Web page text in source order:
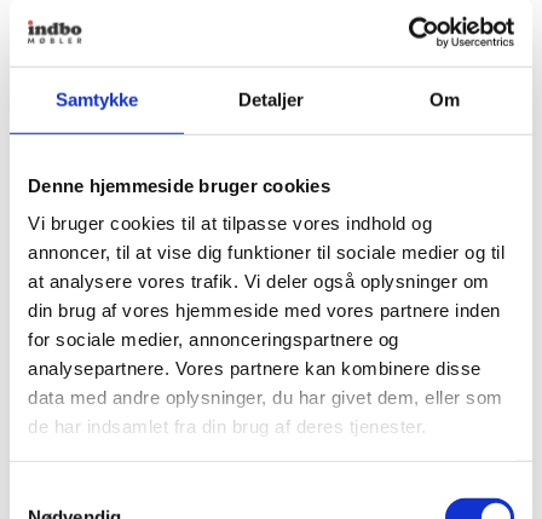
Samtykke Detaljer Om
Denne hjemmeside bruger cookies
Vi bruger cookies til at tilpasse vores indhold og
annoncer, til at vise dig funktioner til sociale medier og til
at analysere vores trafik. Vi deler også oplysninger om
din brug af vores hjemmeside med vores partnere inden
for sociale medier, annonceringspartnere og
analysepartnere. Vores partnere kan kombinere disse
data med andre oplysninger, du har givet dem, eller som
de har indsamlet fra din brug af deres tjenester.